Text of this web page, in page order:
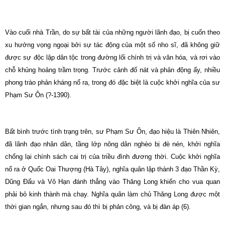
Vào cuối nhà Trần, do sự bất tài của những người lãnh đạo, bị cuốn theo
xu hướng vọng ngoại bởi sự tác động của một số nho sĩ, đã không giữ
được sự độc lập dân tộc trong đường lối chính trị và văn hóa, và rơi vào
chỗ khủng hoảng trầm trọng. Trước cảnh đổ nát và phản động ấy, nhiều
phong trào phản kháng nổ ra, trong đó đặc biệt là cuộc khởi nghĩa của sư
Phạm Sư Ôn (?-1390).
Bất bình trước tình trạng trên, sư Phạm Sư Ôn, đạo hiệu là Thiên Nhiên,
đã lãnh đạo nhân dân, tầng lớp nông dân nghèo bị đè nén, khởi nghĩa
chống lại chính sách cai trị của triều đình đương thời. Cuộc khởi nghĩa
nổ ra ở Quốc Oai Thượng (Hà Tây), nghĩa quân lập thành 3 đạo Thần Kỳ,
Dũng Ðấu và Vô Hạn đánh thẳng vào Thăng Long khiến cho vua quan
phải bỏ kinh thành mà chạy. Nghĩa quân làm chủ Thăng Long được một
thời gian ngắn, nhưng sau đó thì bị phản công, và bị đàn áp (6).